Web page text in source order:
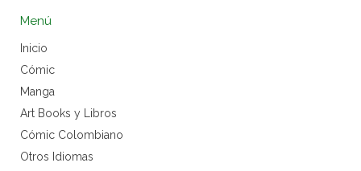
Menú
Inicio
Cómic
Manga
Art Books y Libros
Cómic Colombiano
Otros Idiomas